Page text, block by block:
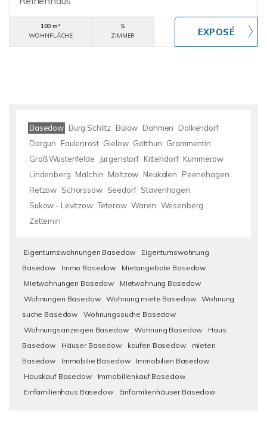
100 m²
WOHNFLÄCHE
5
ZIMMER
Basedow Burg Schlitz Bülow Dahmen
Dalkendorf
Dargun
Faulenrost Gielow Gotthun Grammentin
Groß Wüstenfelde
Jürgenstorf Kittendorf Kummerow
Lindenberg Malchin Moltzow Neukalen
Peenehagen
Retzow Schorssow Seedorf Stavenhagen
Sukow - Levitzow Teterow Waren Wesenberg
Zettemin
Eigentumswohnungen Basedow
Eigentumswohnung
Basedow
Immo Basedow
Mietangebote Basedow
Mietwohnungen Basedow
Mietwohnung Basedow
Wohnungen Basedow
Wohnung miete Basedow
Wohnung
suche Basedow
Wohnungssuche Basedow
Wohnungsanzeigen Basedow
Wohnung Basedow
Haus
Basedow
Häuser Basedow kaufen Basedow
mieten
Basedow
Immobilie Basedow
Immobilien Basedow
Hauskauf Basedow
Immobilienkauf Basedow
Einfamilienhaus Basedow
Einfamilienhäuser Basedow